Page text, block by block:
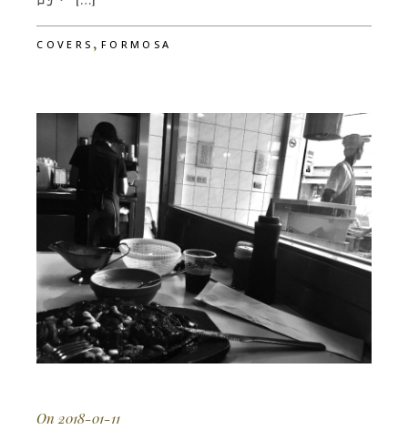
COVERS ,FORMOSA
On 2018-01-11